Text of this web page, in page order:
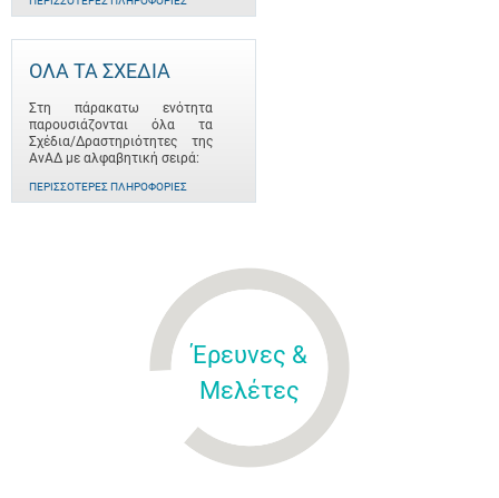
ΟΛΑ ΤΑ ΣΧΕΔΙΑ
Στη πάρακατω ενότητα
παρουσιάζονται όλα τα
Σχέδια/Δραστηριότητες της
ΑνΑΔ με αλφαβητική σειρά:
ΠΕΡΙΣΣΌΤΕΡΕΣ ΠΛΗΡΟΦΟΡΊΕΣ
Έρευνες &
Μελέτες